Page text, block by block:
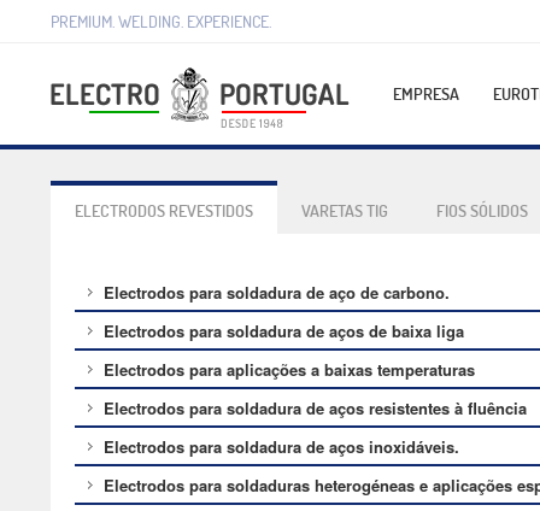
PREMIUM. WELDING. EXPERIENCE.
EMPRESA
ELECTRODOS REVESTIDOS VARETAS TIG FIOS SÓLIDOS
Electrodos para soldadura de aço de carbono.
Electrodos para soldadura de aços de baixa liga
Electrodos para aplicações a baixas temperaturas
Electrodos para soldadura de aços resistentes à fluência
Electrodos para soldadura de aços inoxidáveis.
Electrodos para soldaduras heterogéneas e aplicações